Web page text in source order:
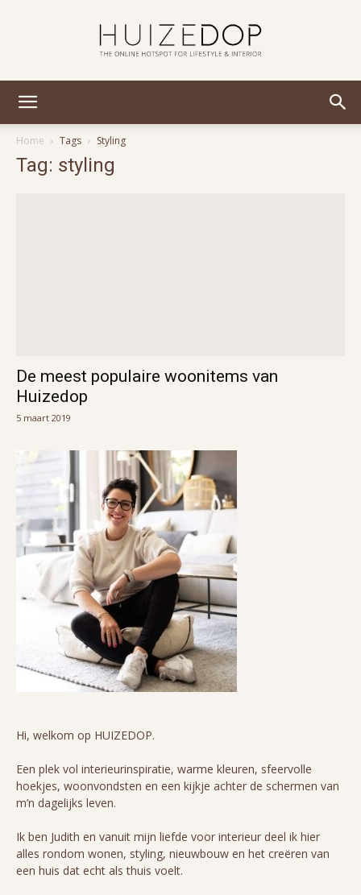
Home
Tags Styling
Tag: styling
De meest populaire woonitems van
Huizedop
5 maart 2019
Hi, welkom op HUIZEDOP.
Een plek vol interieurinspiratie, warme kleuren, sfeervolle
hoekjes, woonvondsten en een kijkje achter de schermen van
m’n dagelijks leven.
Ik ben Judith en vanuit mijn liefde voor interieur deel ik hier
alles rondom wonen, styling, nieuwbouw en het creëren van
een huis dat echt als thuis voelt.